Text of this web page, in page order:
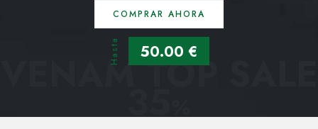
COMPRAR AHORA
Hasta 50.00 €
VENAM TOP SALE
35